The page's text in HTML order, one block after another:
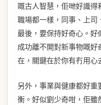
嘅古人智慧，佢哋好識
職場都一樣，同事、上司
最後，要保持好奇心。好
成功離不開對新事物嘅
在，關鍵在於你有冇用心
另外，事業與健康都好
衡。好似劉少奇咁，佢雖